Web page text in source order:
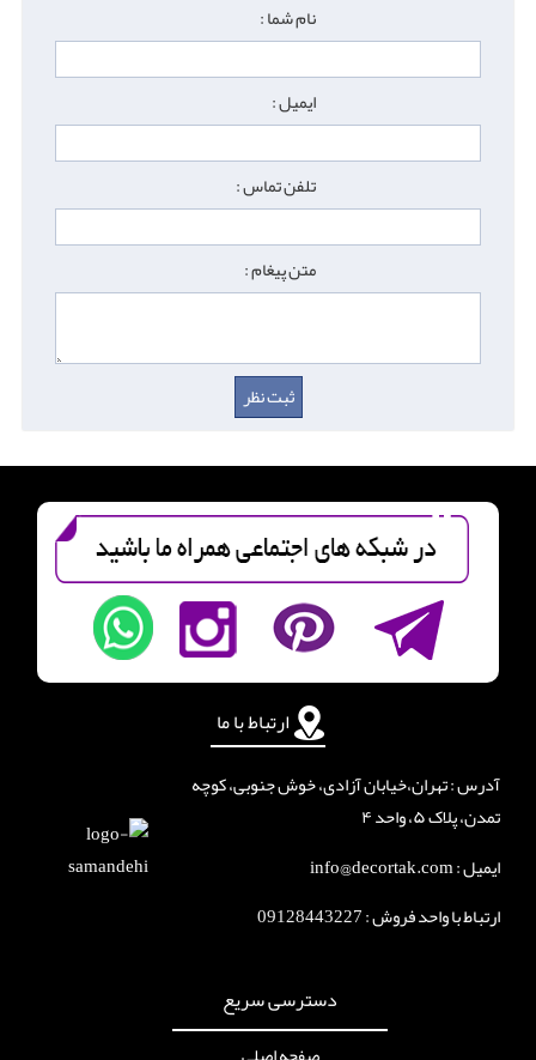
نام شما :
ایمیل :
تلفن تماس :
متن پیغام :
دسترسی سریع
ارتباط با ما
آدرس : تهران،خیابان آزادی، خوش جنوبی، کوچه
تمدن، پلاک ۵، واحد ۴
ایمیل : info@decortak.com
ارتباط با واحد فروش :09128443227